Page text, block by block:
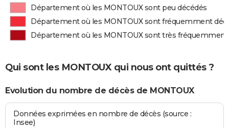
Département où les MONTOUX sont peu décédés
Département où les MONTOUX sont fréquemment
Département où les MONTOUX sont très
Qui sont les MONTOUX qui nous ont quittés ?
Evolution du nombre de décès de MONTOUX
Données exprimées en nombre de décès (source :
Insee)